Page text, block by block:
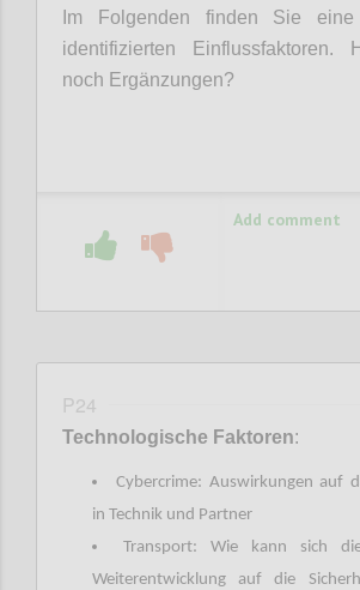
Im Folgenden finden Sie
identifizierten Einflussfaktoren.
noch Ergänzungen?
Add comment
P24
Technologische Faktoren:
Cybercrime: Auswirkungen auf
in Technik und Partner
Transport: Wie kann sich die
Weiterentwicklung auf die